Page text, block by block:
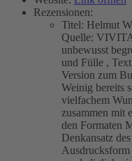
Rezensionen:
Titel: Helmut
Quelle:
unbewusst
und Fülle ,
Version zum
Weinig bereits
vielfachem
zusammen mit
den Formaten
Denkansatz